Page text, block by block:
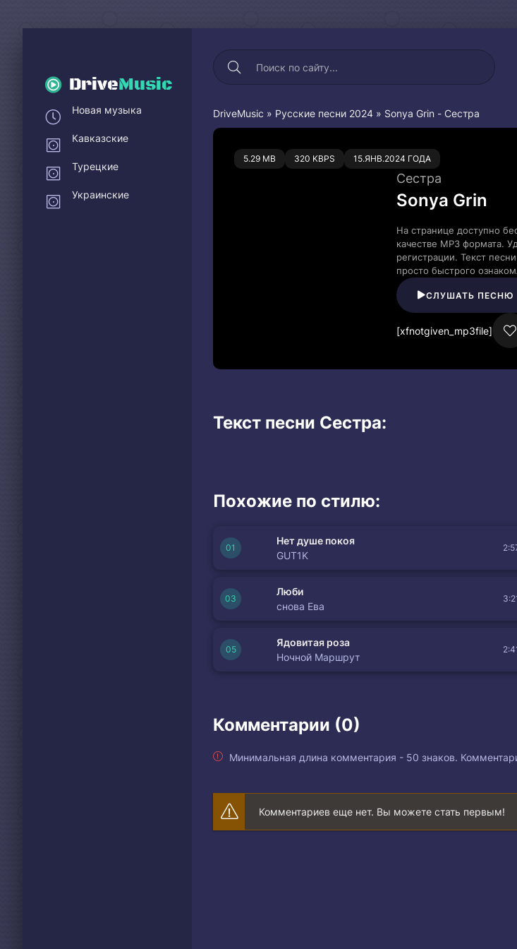
DriveMusic
DriveMusic » Русские песни 2024 » Sonya Grin - Сестра
5.29 MB 320 KBPS 15.ЯНВ.2024 ГОДА
0 0
Сестра
Sonya Grin
На странице доступно
качестве MP3 формата.
регистрации. Текст
просто быстрого
СЛУШАТЬ ПЕСНЮ
[xfnotgiven_mp3file]
Текст песни Сестра:
Похожие по стилю:
Нет душе покоя
GUT1K
Люби
снова Ева
Ядовитая роза
Ночной Маршрут
Комментарии (0)
Минимальная длина комментария - 50 знаков.
Комментариев еще нет. Вы можете стать первым!
Новая музыка
Кавказские
Турецкие
Украинские